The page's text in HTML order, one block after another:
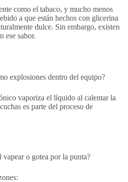
como el tabaco, y mucho menos
a que están hechos con glicerina
dulce. Sin embargo, existen
ese sabor.
explosiones dentro del equipo?
vaporiza el líquido al calentar la
es parte del proceso de
o gotea por la punta?